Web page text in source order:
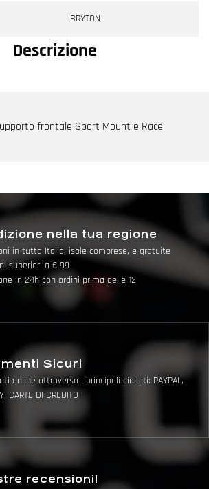
BRYTON
Descrizione
frontale Sport Mount e Race
nella tua regione
in tutta Italia, isole comprese, e gratuite
superiori a € 99
in 24h con ordini prima delle 12
Sicuri
online attraverso i principali circuiti: PAYPAL,
CARTE DI CREDITO
recensioni!